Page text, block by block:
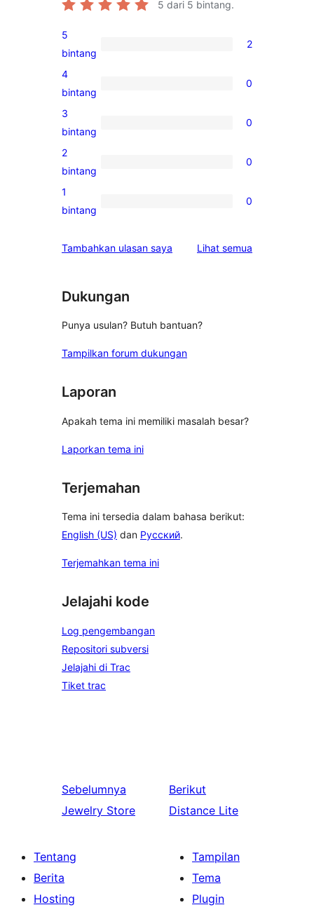
5 dari 5 bintang.
2
ulasan
5-
5
bintang
2
0
ulasan
4-
4
bintang
0
0
ulasan
3-
3
bintang
0
0
ulasan
2-
2
bintang
0
0
1-
1
bintang
0
Tambahkan ulasan saya Lihat semua
Dukungan
Punya usulan? Butuh bantuan?
Tampilkan forum dukungan
Laporan
Apakah tema ini memiliki masalah besar?
Laporkan tema ini
Terjemahan
Tema ini tersedia dalam bahasa berikut:
English (US) dan Русский.
Terjemahkan tema ini
Jelajahi kode
Log pengembangan
Repositori subversi
Jelajahi di Trac
Tiket trac
Sebelumnya
Jewelry Store
Berikut
Distance Lite
Tentang
Berita
Hosting
Tampilan
Tema
Plugin